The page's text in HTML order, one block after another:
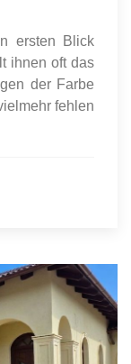
ersten Blick
ihnen oft das
der Farbe
fehlen